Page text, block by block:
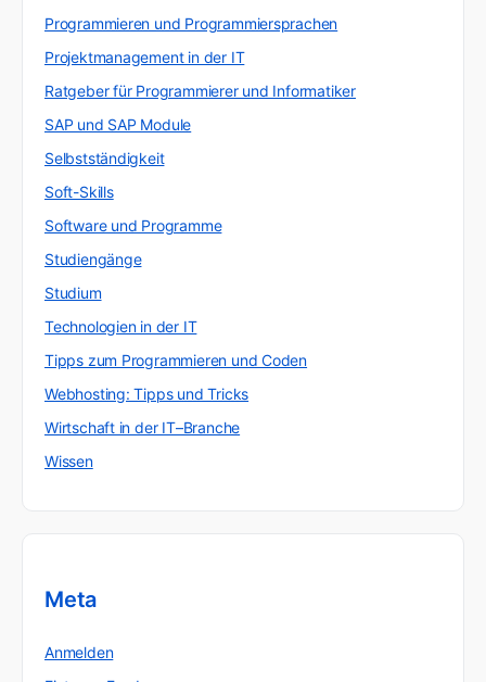
Programmieren und Programmiersprachen
Projektmanagement in der IT
Ratgeber für Programmierer und Informatiker
SAP und SAP Module
Selbstständigkeit
Soft-Skills
Software und Programme
Studiengänge
Studium
Technologien in der IT
Tipps zum Programmieren und Coden
Webhosting: Tipps und Tricks
Wirtschaft in der IT–Branche
Wissen
Meta
Anmelden